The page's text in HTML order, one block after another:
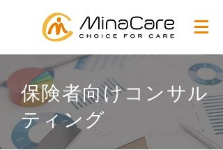
保険者向けコンサル
ティング